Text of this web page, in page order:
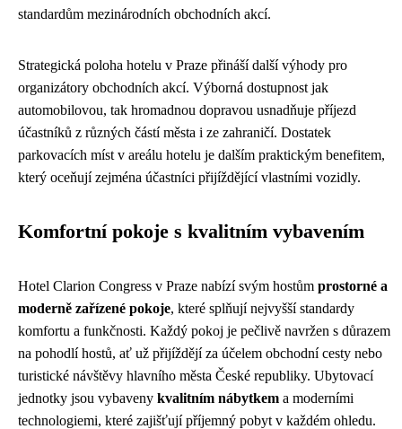
standardům mezinárodních obchodních akcí.
Strategická poloha hotelu v Praze přináší další výhody pro
organizátory obchodních akcí. Výborná dostupnost jak
automobilovou, tak hromadnou dopravou usnadňuje příjezd
účastníků z různých částí města i ze zahraničí. Dostatek
parkovacích míst v areálu hotelu je dalším praktickým benefitem,
který oceňují zejména účastníci přijíždějící vlastními vozidly.
Komfortní pokoje s kvalitním vybavením
Hotel Clarion Congress v Praze nabízí svým hostům prostorné a
moderně zařízené pokoje, které splňují nejvyšší standardy
komfortu a funkčnosti. Každý pokoj je pečlivě navržen s důrazem
na pohodlí hostů, ať už přijíždějí za účelem obchodní cesty nebo
turistické návštěvy hlavního města České republiky. Ubytovací
jednotky jsou vybaveny kvalitním nábytkem a moderními
technologiemi, které zajišťují příjemný pobyt v každém ohledu.